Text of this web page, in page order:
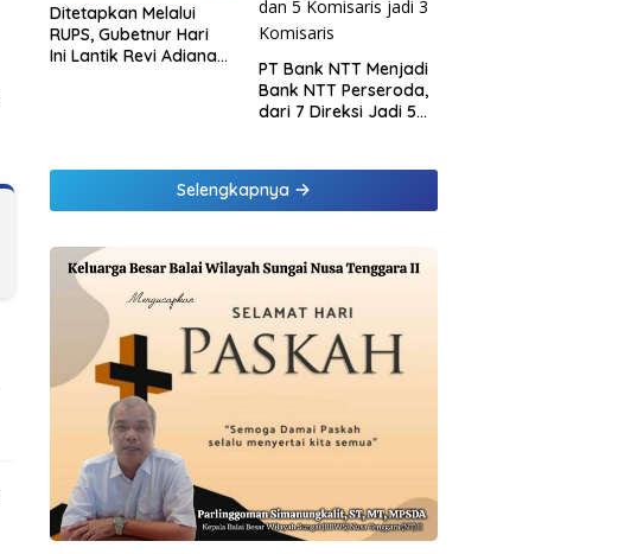
Ditetapkan Melalui
RUPS, Gubetnur Hari
Ini Lantik Revi Adiana
PT Bank NTT Menjadi
Bank NTT Perseroda,
dari 7 Direksi Jadi 5
Komisaris
Selengkapnya